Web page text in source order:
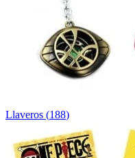
Llaveros (188)